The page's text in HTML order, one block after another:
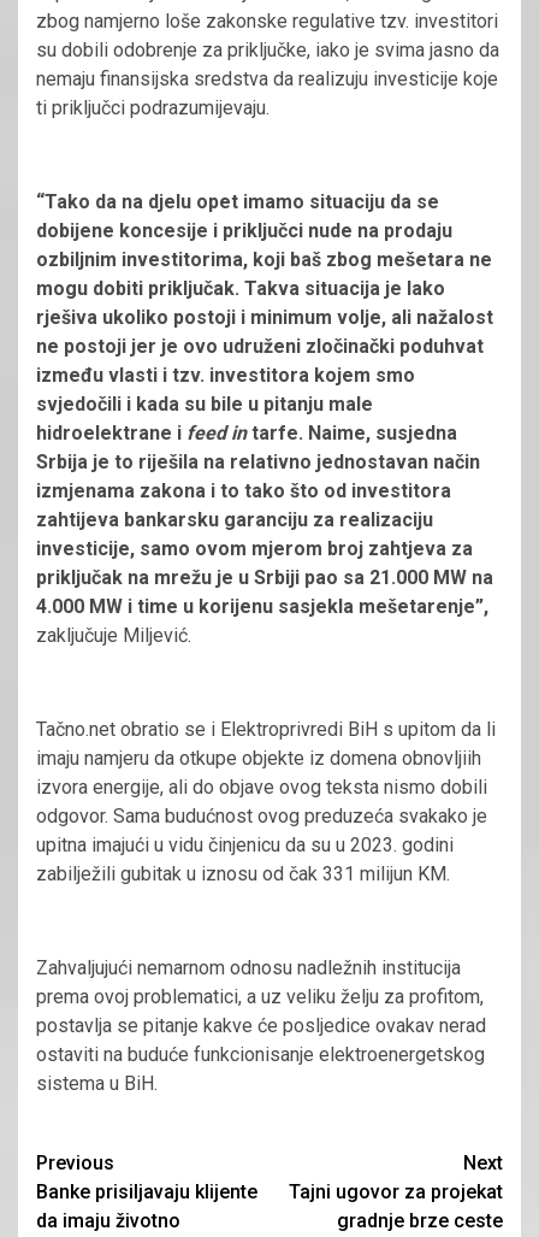
zbog namjerno loše zakonske regulative tzv. investitori
su dobili odobrenje za priključke, iako je svima jasno da
nemaju finansijska sredstva da realizuju investicije koje
ti priključci podrazumijevaju.
“Tako da na djelu opet imamo situaciju da se
dobijene koncesije i priključci nude na prodaju
ozbiljnim investitorima, koji baš zbog mešetara ne
mogu dobiti priključak. Takva situacija je lako
rješiva ukoliko postoji i minimum volje, ali nažalost
ne postoji jer je ovo udruženi zločinački poduhvat
između vlasti i tzv. investitora kojem smo
svjedočili i kada su bile u pitanju male
hidroelektrane i feed intarfe. Naime, susjedna
Srbija je to riješila na relativno jednostavan način
izmjenama zakona i to tako što od investitora
zahtijeva bankarsku garanciju za realizaciju
investicije, samo ovom mjerom broj zahtjeva za
priključak na mrežu je u Srbiji pao sa 21.000 MW na
4.000 MW i time u korijenu sasjekla mešetarenje”,
zaključuje Miljević.
Tačno.net obratio se i Elektroprivredi BiH s upitom da li
imaju namjeru da otkupe objekte iz domena obnovljiih
izvora energije, ali do objave ovog teksta nismo dobili
odgovor. Sama budućnost ovog preduzeća svakako je
upitna imajući u vidu činjenicu da su u 2023. godini
zabilježili gubitak u iznosu od čak 331 milijun KM.
Zahvaljujući nemarnom odnosu nadležnih institucija
prema ovoj problematici, a uz veliku želju za profitom,
postavlja se pitanje kakve će posljedice ovakav nerad
ostaviti na buduće funkcionisanje elektroenergetskog
sistema u BiH.
Continue
Reading
Previous
Banke prisiljavaju klijente
da imaju životno
Next
Tajni ugovor za projekat
gradnje brze ceste